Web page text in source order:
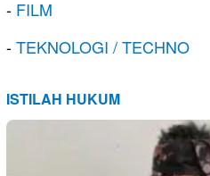
- FILM
-TEKNOLOGI / TECHNO
ISTILAH HUKUM